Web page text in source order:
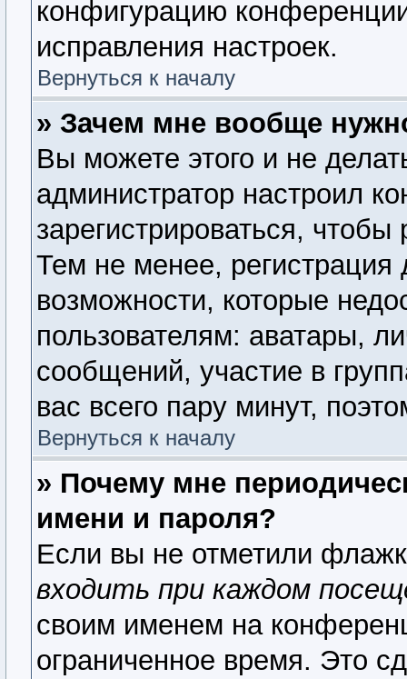
конфигурацию
исправления настроек.
Вернуться к началу
» Зачем мне вообще
Вы можете этого и не
администратор настроил
зарегистрироваться,
Тем не менее,
возможности, которые
пользователям: аватары,
сообщений, участие в
вас всего пару минут,
Вернуться к началу
» Почему мне
имени и пароля?
Если вы не отметили
входить при каждом
своим именем на
ограниченное время. Это